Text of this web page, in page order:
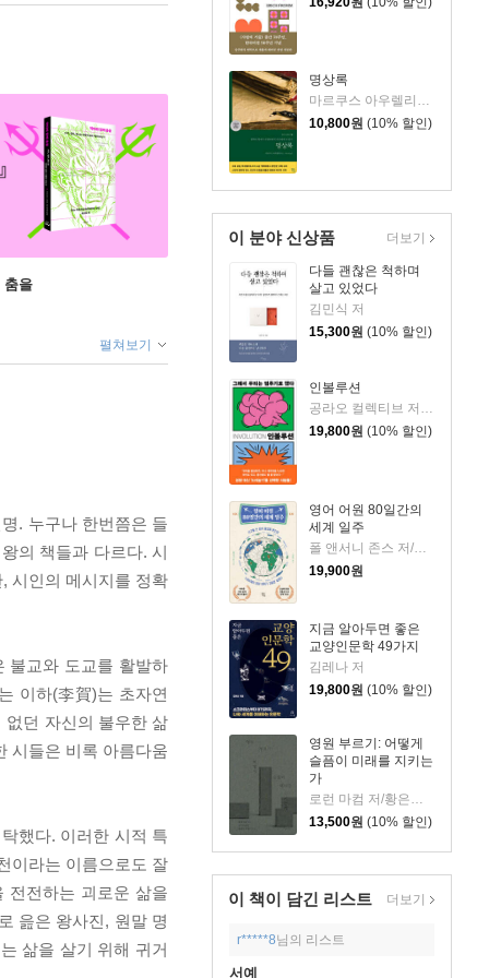
명상록
마르쿠스 아우렐리우스 저/박문재 역
10,800원 (10% 할인)
이 분야 신상품
다들 괜찮은 척하며
살고 있었다
김민식 저
15,300원 (10% 할인)
인볼루션
19,800원 (10% 할인)
영어 어원 80일간의
세계 일주
폴 앤서니 존스 저/고정아 역
19,900원
지금 알아두면 좋은
교양인문학 49가지
김레나 저
19,800원 (10% 할인)
영원 부르기: 어떻게
슬픔이 미래를 지키는
가
13,500원 (10% 할인)
더보기
이 책이 담긴 리스트 더보기
r*****8님의 리스트
서예
춤을
펼쳐보기
. 누구나 한번쯤은 들
의 책들과 다르다. 시
시인의 메시지를 정확
불교와 도교를 활발하
이하(李賀)는 초자연
없던 자신의 불우한 삶
시들은 비록 아름다움
했다. 이러한 시적 특
이라는 이름으로도 잘
전전하는 괴로운 삶을
읊은 왕사진, 원말 명
삶을 살기 위해 귀거